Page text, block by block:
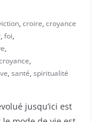
, croire, croyance
, foi,
,
,
, santé, spiritualité
jusqu’ici est